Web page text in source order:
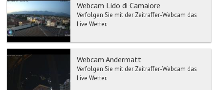
Webcam Lido di Camaiore
Verfolgen Sie mit der Zeitraffer-Webcam das
Live Wetter.
Webcam Andermatt
Verfolgen Sie mit der Zeitraffer-Webcam das
Live Wetter.